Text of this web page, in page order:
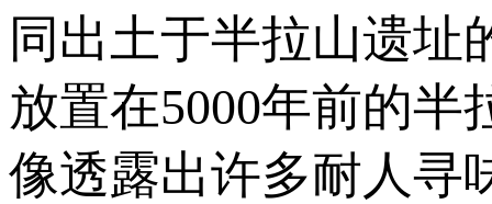
同出土于半拉山遗址
放置在5000年前的
像透露出许多耐人寻